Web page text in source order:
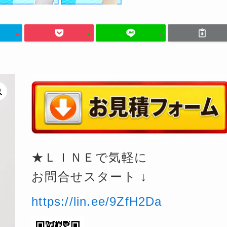
★ＬＩＮＥで気軽に
お問合せスタート ↓
https://lin.ee/9ZfH2Da